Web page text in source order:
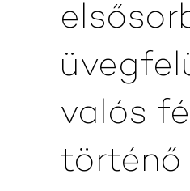
valós
történő